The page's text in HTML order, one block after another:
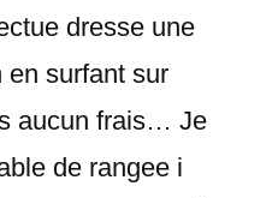
dresse une
en surfant sur
aucun frais… Je
de rangee i